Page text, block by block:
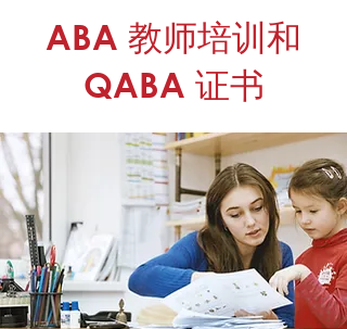
ABA 教师培训和
QABA 证书